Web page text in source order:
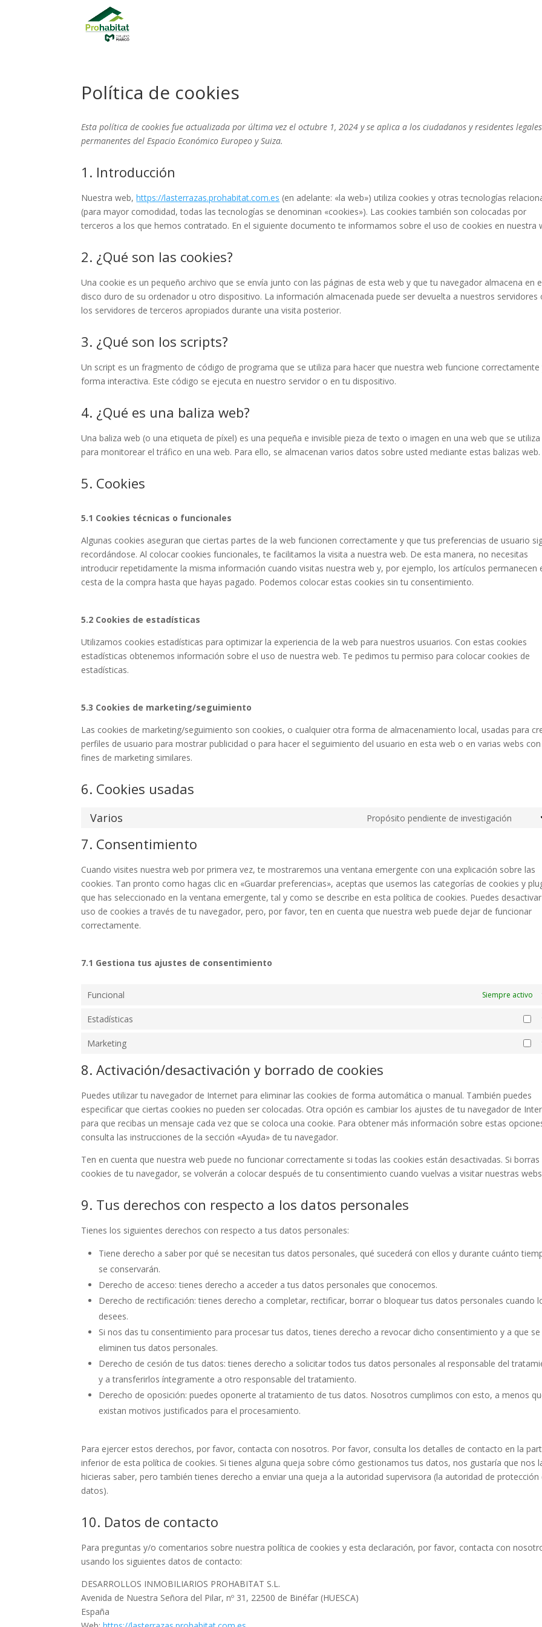
Política de cookies
Esta política de cookies fue actualizada por última vez el octubre 1, 2024 y se aplica a los ciudadanos y residentes legales
permanentes del Espacio Económico Europeo y Suiza.
1. Introducción
Nuestra web,https://lasterrazas.prohabitat.com.es (en adelante: «la web») utiliza cookies y otras tecnologías
(para mayor comodidad, todas las tecnologías se denominan «cookies»). Las cookies también son colocadas por
terceros a los que hemos contratado. En el siguiente documento te informamos sobre el uso de cookies en nuestra
2. ¿Qué son las cookies?
Una cookie es un pequeño archivo que se envía junto con las páginas de esta web y que tu navegador almacena en
disco duro de su ordenador u otro dispositivo. La información almacenada puede ser devuelta a nuestros servidores
los servidores de terceros apropiados durante una visita posterior.
3. ¿Qué son los scripts?
Un script es un fragmento de código de programa que se utiliza para hacer que nuestra web funcione correctamente
forma interactiva. Este código se ejecuta en nuestro servidor o en tu dispositivo.
4. ¿Qué es una baliza web?
Una baliza web (o una etiqueta de píxel) es una pequeña e invisible pieza de texto o imagen en una web que se utiliza
para monitorear el tráfico en una web. Para ello, se almacenan varios datos sobre usted mediante estas balizas web.
5. Cookies
5.1 Cookies técnicas o funcionales
Algunas cookies aseguran que ciertas partes de la web funcionen correctamente y que tus preferencias de usuario
recordándose. Al colocar cookies funcionales, te facilitamos la visita a nuestra web. De esta manera, no necesitas
introducir repetidamente la misma información cuando visitas nuestra web y, por ejemplo, los artículos permanecen
cesta de la compra hasta que hayas pagado. Podemos colocar estas cookies sin tu consentimiento.
5.2 Cookies de estadísticas
Utilizamos cookies estadísticas para optimizar la experiencia de la web para nuestros usuarios. Con estas cookies
estadísticas obtenemos información sobre el uso de nuestra web. Te pedimos tu permiso para colocar cookies de
estadísticas.
5.3 Cookies de marketing/seguimiento
Las cookies de marketing/seguimiento son cookies, o cualquier otra forma de almacenamiento local, usadas para
perfiles de usuario para mostrar publicidad o para hacer el seguimiento del usuario en esta web o en varias webs con
fines de marketing similares.
6. Cookies usadas
Varios Propósito pendiente de investigación
varios
7. Consentimiento
Cuando visites nuestra web por primera vez, te mostraremos una ventana emergente con una explicación sobre las
cookies. Tan pronto como hagas clic en «Guardar preferencias», aceptas que usemos las categorías de cookies y
que has seleccionado en la ventana emergente, tal y como se describe en esta política de cookies. Puedes
uso de cookies a través de tu navegador, pero, por favor, ten en cuenta que nuestra web puede dejar de funcionar
correctamente.
7.1 Gestiona tus ajustes de consentimiento
Funcional Siempre activo
Estadísticas
Marketing
8. Activación/desactivación y borrado de cookies
Puedes utilizar tu navegador de Internet para eliminar las cookies de forma automática o manual. También puedes
especificar que ciertas cookies no pueden ser colocadas. Otra opción es cambiar los ajustes de tu navegador de
para que recibas un mensaje cada vez que se coloca una cookie. Para obtener más información sobre estas
consulta las instrucciones de la sección «Ayuda» de tu navegador.
Ten en cuenta que nuestra web puede no funcionar correctamente si todas las cookies están desactivadas. Si borras
cookies de tu navegador, se volverán a colocar después de tu consentimiento cuando vuelvas a visitar nuestras
9. Tus derechos con respecto a los datos personales
Tienes los siguientes derechos con respecto a tus datos personales:
Tiene derecho a saber por qué se necesitan tus datos personales, qué sucederá con ellos y durante cuánto
se conservarán.
Derecho de acceso: tienes derecho a acceder a tus datos personales que conocemos.
Derecho de rectificación: tienes derecho a completar, rectificar, borrar o bloquear tus datos personales cuando
desees.
Si nos das tu consentimiento para procesar tus datos, tienes derecho a revocar dicho consentimiento y a que se
eliminen tus datos personales.
Derecho de cesión de tus datos: tienes derecho a solicitar todos tus datos personales al responsable del
y a transferirlos íntegramente a otro responsable del tratamiento.
Derecho de oposición: puedes oponerte al tratamiento de tus datos. Nosotros cumplimos con esto, a menos
existan motivos justificados para el procesamiento.
Para ejercer estos derechos, por favor, contacta con nosotros. Por favor, consulta los detalles de contacto en la
inferior de esta política de cookies. Si tienes alguna queja sobre cómo gestionamos tus datos, nos gustaría que nos
hicieras saber, pero también tienes derecho a enviar una queja a la autoridad supervisora (la autoridad de protección
datos).
10. Datos de contacto
Para preguntas y/o comentarios sobre nuestra política de cookies y esta declaración, por favor, contacta con
usando los siguientes datos de contacto:
DESARROLLOS INMOBILIARIOS PROHABITAT S.L.
Avenida de Nuestra Señora del Pilar, nº 31, 22500 de Binéfar (HUESCA)
España